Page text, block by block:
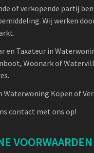
of verkopende partij
Wij werken
en Taxateur in
Woonark of
Waterwoning Kopen of
contact met ons op!
VOORWAARDEN